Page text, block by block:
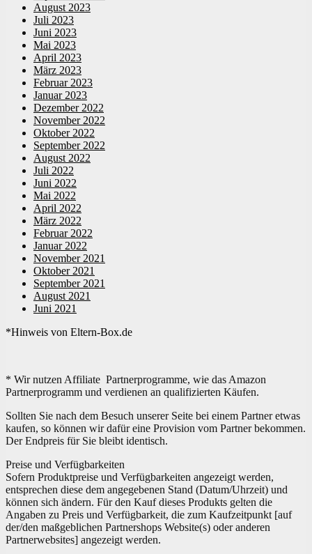
August 2023
Juli 2023
Juni 2023
Mai 2023
April 2023
März 2023
Februar 2023
Januar 2023
Dezember 2022
November 2022
Oktober 2022
September 2022
August 2022
Juli 2022
Juni 2022
Mai 2022
April 2022
März 2022
Februar 2022
Januar 2022
November 2021
Oktober 2021
September 2021
August 2021
Juni 2021
*Hinweis von Eltern-Box.de
* Wir nutzen Affiliate Partnerprogramme, wie das Amazon
Partnerprogramm und verdienen an qualifizierten Käufen.
Sollten Sie nach dem Besuch unserer Seite bei einem Partner etwas
kaufen, so können wir dafür eine Provision vom Partner bekommen.
Der Endpreis für Sie bleibt identisch.
Preise und Verfügbarkeiten
Sofern Produktpreise und Verfügbarkeiten angezeigt werden,
entsprechen diese dem angegebenen Stand (Datum/Uhrzeit) und
können sich ändern. Für den Kauf dieses Produkts gelten die
Angaben zu Preis und Verfügbarkeit, die zum Kaufzeitpunkt [auf
der/den maßgeblichen Partnershops Website(s) oder anderen
Partnerwebsites] angezeigt werden.